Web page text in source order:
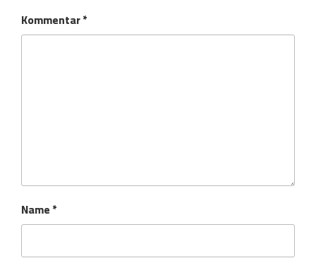
Kommentar*
Name*